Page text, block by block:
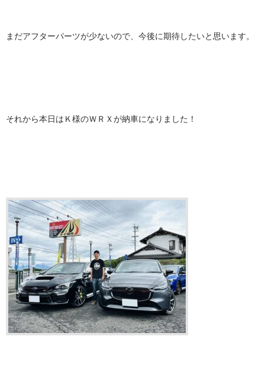
まだアフターパーツが少ないので、今後に期待したいと思います。
それから本日はＫ様のＷＲＸが納車になりました！